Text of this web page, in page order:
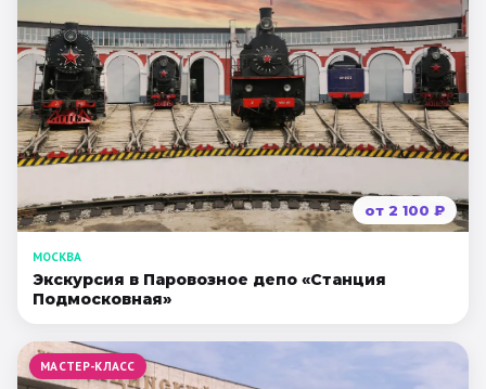
от 2 100 ₽
МОСКВА
Экскурсия в Паровозное депо «Станция
Подмосковная»
МАСТЕР-КЛАСС